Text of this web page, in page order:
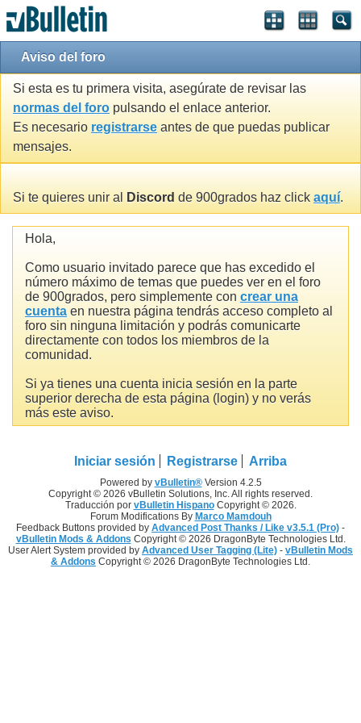
Aviso del foro
Si esta es tu primera visita, asegúrate de revisar las
normas del foro pulsando el enlace anterior.
Es necesario registrarse antes de que puedas publicar
mensajes.
Si te quieres unir al Discord de 900grados haz click aquí.
Hola,
Como usuario invitado parece que has excedido el
número máximo de temas que puedes ver en el foro
de 900grados, pero simplemente con crear una
cuenta en nuestra página tendrás acceso completo al
foro sin ninguna limitación y podrás comunicarte
directamente con todos los miembros de la
comunidad.
Si ya tienes una cuenta inicia sesión en la parte
superior derecha de esta página (login) y no verás
más este aviso.
Iniciar sesión Registrarse Arriba
Powered by vBulletin®Version 4.2.5
Copyright © 2026 vBulletin Solutions, Inc. All rights reserved.
Traducción por vBulletin HispanoCopyright © 2026.
Forum Modifications By Marco Mamdouh
Feedback Buttons provided by Advanced Post Thanks / Like v3.5.1 (Pro) -
vBulletin Mods & Addons Copyright © 2026 DragonByte Technologies Ltd.
User Alert System provided by Advanced User Tagging (Lite) - vBulletin Mods
& Addons Copyright © 2026 DragonByte Technologies Ltd.